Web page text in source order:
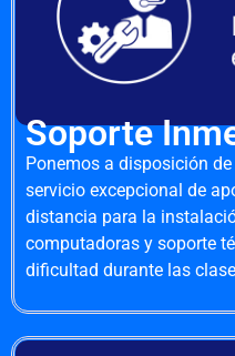
Soporte
Ponemos a disposición
servicio excepcional de
distancia para la
computadoras y soporte
dificultad durante las